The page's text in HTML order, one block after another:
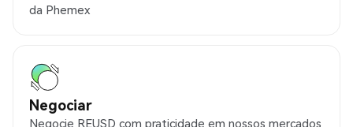
da Phemex
Negociar
Negocie REUSD com praticidade em nossos mercados